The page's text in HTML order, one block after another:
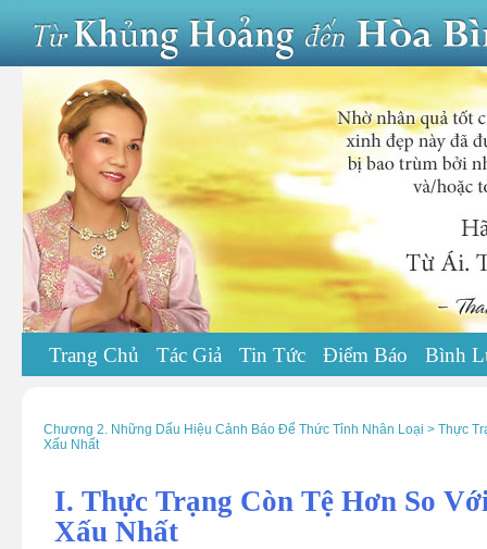
Trang Chủ Tác Giả Tin Tức Điểm Báo Bình
Chương 2. Những Dấu Hiệu Cảnh Báo Để Thức Tỉnh Nhân Loại > Thực
Xấu Nhất
I. Thực Trạng Còn Tệ Hơn So
Xấu Nhất